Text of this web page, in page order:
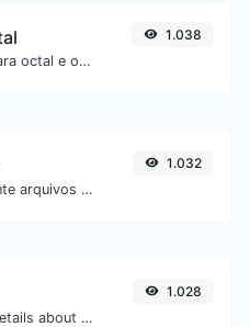
Converta texto para octal e o contrário para qualquer entrada de string.
1.038
Converta facilmente arquivos de imagem ICO para BMP.
1.032
Get all possible details about an SSL certificate.
1.028